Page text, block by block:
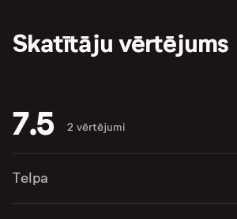
Skatītāju vērtējums
7.5 2 vērtējumi
Telpa